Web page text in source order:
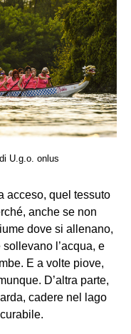
U.g.o. onlus
acceso, quel tessuto
anche se non
dove si allenano,
l’acqua, e
E a volte piove,
D’altra parte,
cadere nel lago